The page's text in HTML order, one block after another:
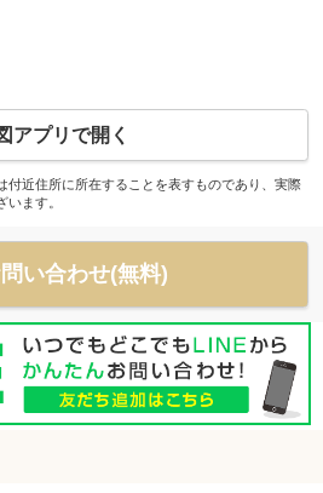
アプリで開く
近住所に所在することを表すものであり、実際
ます。
い合わせ(無料)